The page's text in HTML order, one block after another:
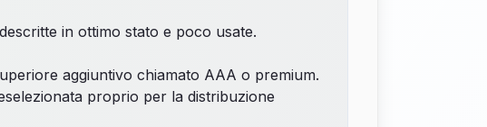
in ottimo stato e poco usate.
aggiuntivo chiamato AAA o premium.
proprio per la distribuzione